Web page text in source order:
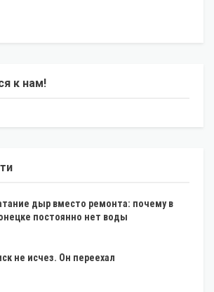
к нам!
дыр вместо ремонта: почему в
постоянно нет воды
не исчез. Он переехал